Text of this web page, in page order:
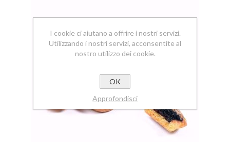
I cookie ci aiutano a offrire i nostri servizi.
Utilizzando i nostri servizi, acconsentite al
nostro utilizzo dei cookie.
OK
Approfondisci